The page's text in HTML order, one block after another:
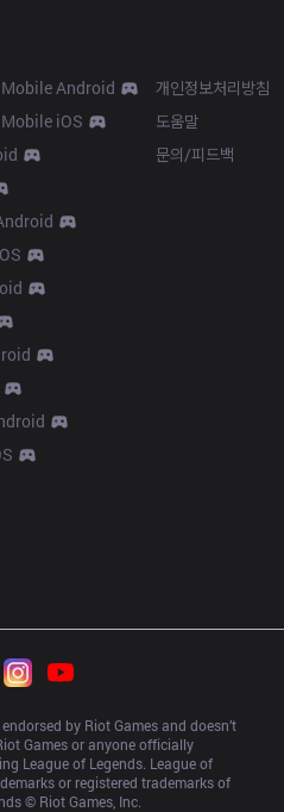
Mobile Android
iOS
개인정보처리방침
도움말
문의/피드백
endorsed by Riot Games and doesn’t
Games or anyone officially
League of Legends. League of
or registered trademarks of
© Riot Games, Inc.